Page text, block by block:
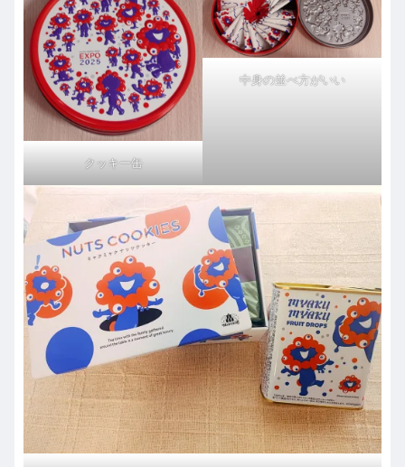
クッキー缶
中身の並べ方がいい